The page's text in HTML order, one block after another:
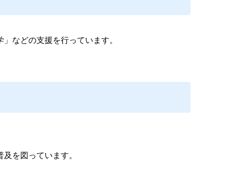
などの支援を行っています。
を図っています。